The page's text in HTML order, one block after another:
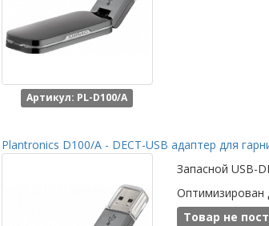
Артикул: PL-D100/A
Plantronics D100/A - DECT-USB адаптер для
Запасной USB-
Оптимизирован
Товар не